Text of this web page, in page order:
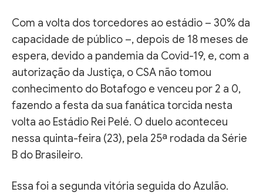
Com a volta dos torcedores ao estádio – 30% da
capacidade de público –, depois de 18 meses de
espera, devido a pandemia da Covid-19, e, com a
autorização da Justiça, o CSA não tomou
conhecimento do Botafogo e venceu por 2 a 0,
fazendo a festa da sua fanática torcida nesta
volta ao Estádio Rei Pelé. O duelo aconteceu
nessa quinta-feira (23), pela 25ª rodada da Série
B do Brasileiro.
Essa foi a segunda vitória seguida do Azulão.